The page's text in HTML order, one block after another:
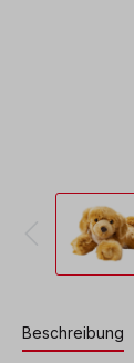
Beschreibung